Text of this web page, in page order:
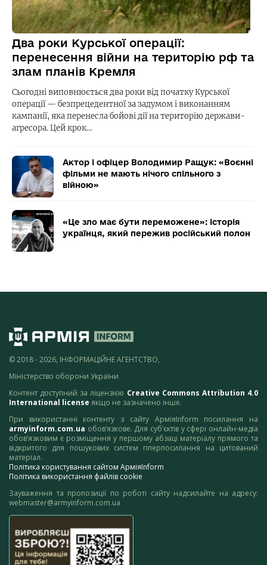
Два роки Курської операції:
перенесення війни на територію рф та
злам планів Кремля
Сьогодні виповнюється два роки від початку Курської
операції — безпрецедентної за задумом і виконанням
кампанії, яка перенесла бойові дії на територію держави-
агресора. Цей крок…
Актор і офіцер Володимир Ращук: «Воєнні
фільми не мають нічого спільного з
війною»
«Це зло має бути переможене»: історія
українця, який пережив російський полон
© 2018 - 2026, ІНФОРМАЦІЙНЕ АГЕНТСТВО,
Міністерство оборони України
Контент доступний за ліцензією Creative Commons Attribution 4.0
International license якщо не зазначено інше.
При використанні контенту з сайту АрміяInform посилання на
armyinform.com.ua обов’язкове. Для суб’єктів у сфері онлайн-медіа
обов’язковим є розміщення у першому абзаці матеріалу прямого та
відкритого для пошукових систем гіперпосилання на цитований
матеріал.
Політика користування сайтом АрміяInform
Політика використання файлів cookie
Зауваження та пропозиції по роботі сайту надсилайте на адресу:
webmaster@armyinform.com.ua